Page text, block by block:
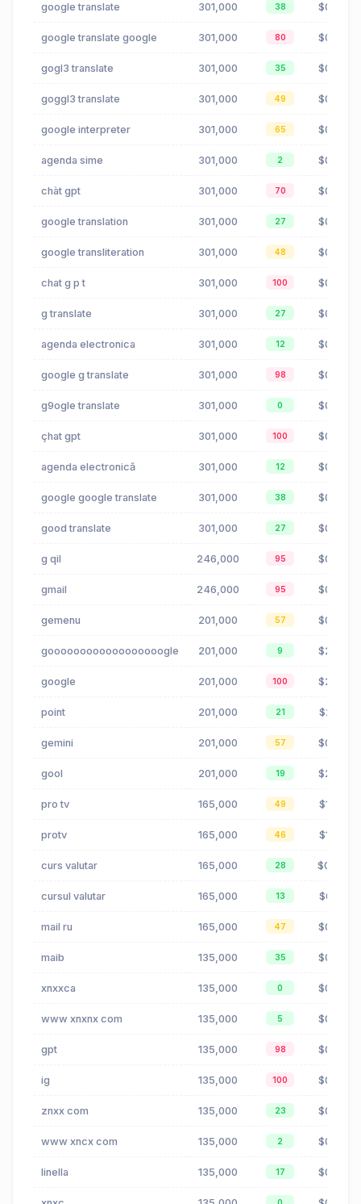
google translate 301,000 38 $0.83
google translate google 301,000 80 $0.83
gogl3 translate 301,000 35 $0.83
goggl3 translate 301,000 49 $0.83
google interpreter 301,000 65 $0.83
agenda sime 301,000 2 $0.00
chàt gpt 301,000 70 $0.38
google translation 301,000 27 $0.83
google transliteration 301,000 48 $0.83
chat g p t 301,000 100 $0.38
g translate 301,000 27 $0.83
agenda electronica 301,000 12 $0.00
google g translate 301,000 98 $0.83
g9ogle translate 301,000 0 $0.83
çhat gpt 301,000 100 $0.38
agenda electronică 301,000 12 $0.00
google google translate 301,000 38 $0.83
good translate 301,000 27 $0.83
g qil 246,000 95 $0.00
gmail 246,000 95 $0.00
gemenu 201,000 57 $0.65
goooooooooooooooooogle 201,000 9 $2.30
google 201,000 100 $2.30
point 201,000 21 $2.01
gemini 201,000 57 $0.65
gool 201,000 19 $2.30
pro tv 165,000 49 $1.72
protv 165,000 46 $1.72
curs valutar 165,000 28 $0.48
cursul valutar 165,000 13 $0.21
mail ru 165,000 47 $0.00
maib 135,000 35 $0.05
xnxxca 135,000 0 $0.00
www xnxnx com 135,000 5 $0.00
gpt 135,000 98 $0.35
ig 135,000 100 $0.96
znxx com 135,000 23 $0.00
www xncx com 135,000 2 $0.00
linella 135,000 17 $0.27